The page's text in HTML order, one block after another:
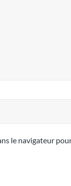
le navigateur